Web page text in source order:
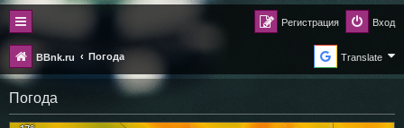
Вход
Регистрация
BBnk.ru Погода Translate
Погода